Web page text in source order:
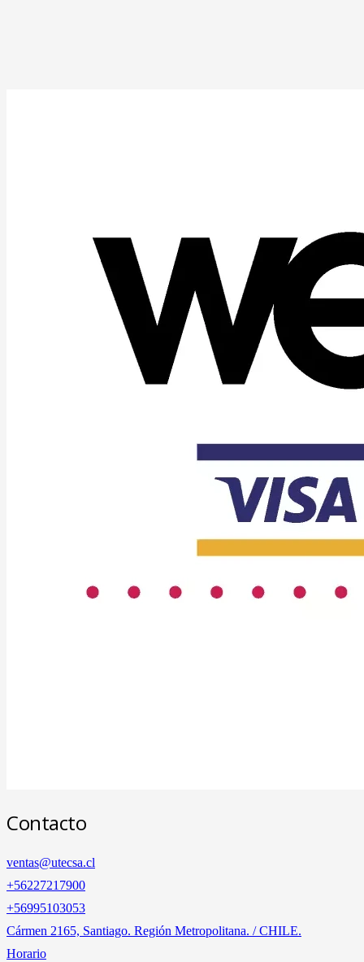
Contacto
ventas@utecsa.cl
+56227217900
‎+56995103053
Cármen 2165, Santiago. Región Metropolitana. / CHILE.
Horario